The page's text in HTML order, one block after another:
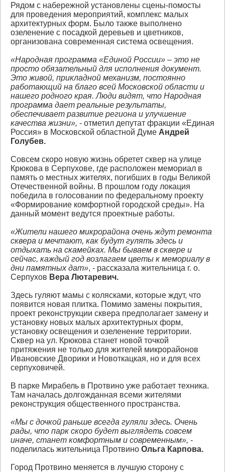
Рядом с набережной установлены сцены-помосты
для проведения мероприятий, комплекс малых
архитектурных форм. Было также выполнено
озеленение с посадкой деревьев и цветников,
организована современная система освещения.
«Народная программа «Единой России» – это не
просто обязательный для исполнения документ.
Это живой, прикладной механизм, постоянно
работающий на благо всей Московской области и
нашего родного края. Люди видят, что Народная
программа дает реальные результаты,
обеспечивает развитие региона и улучшение
качества жизни», - отметил депутат фракции «Единая
Россия» в Московской областной Думе Андрей
Голубев.
Совсем скоро новую жизнь обретет сквер на улице
Крюкова в Серпухове, где расположен мемориал в
память о местных жителях, погибших в годы Великой
Отечественной войны. В прошлом году локация
победила в голосовании по федеральному проекту
«Формирование комфортной городской среды». На
данный момент ведутся проектные работы.
«Жители нашего микрорайона очень ждут ремонта
сквера и мечтают, как будут гулять здесь и
отдыхать на скамейках. Мы бываем в сквере и
сейчас, каждый год возлагаем цветы к мемориалу в
дни памятных дат», - рассказала жительница г. о.
Серпухов Вера Лютаревич.
Здесь гуляют мамы с колясками, которые ждут, что
появится новая плитка. Помимо замены покрытия,
проект реконструкции сквера предполагает замену и
установку новых малых архитектурных форм,
установку освещения и озеленение территории.
Сквер на ул. Крюкова станет новой точкой
притяжения не только для жителей микрорайонов
Ивановские Дворики и Новоткацкая, но и для всех
серпуховичей.
В парке Мирабель в Протвино уже работает техника.
Там началась долгожданная всеми жителями
реконструкция общественного пространства.
«Мы с дочкой раньше всегда гуляли здесь. Очень
рады, что парк скоро будет выглядеть совсем
иначе, станет комфортным и современным», -
поделилась жительница Протвино Ольга Карпова.
Город Протвино меняется в лучшую сторону с